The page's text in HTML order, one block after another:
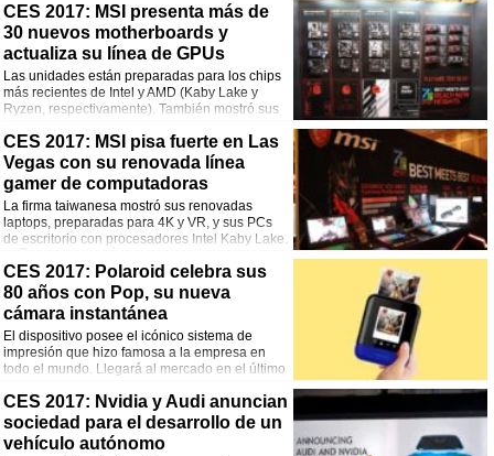
¡Comparte esta noticia!
Facebook
Twitter
WhatsApp
Email
CES 2017: MSI presenta más de
30 nuevos motherboards y
actualiza su línea de GPUs
Las unidades están preparadas para los chips
más recientes de Intel y AMD (Kaby Lake y
Ryzen, respectivamente). También mostró sus
Comentarios
¡Comparte esta noticia!
Facebook
Twitter
WhatsApp
Email
CES 2017: MSI pisa fuerte en Las
Vegas con su renovada línea
gamer de computadoras
La firma taiwanesa mostró sus renovadas
laptops, preparadas para 4K y VR, y sus PCs
de escritorio con procesadores Intel Kaby Lake.
¡Comparte esta noticia!
Facebook
Twitter
WhatsApp
Email
CES 2017: Polaroid celebra sus
80 años con Pop, su nueva
cámara instantánea
El dispositivo posee el icónico sistema de
impresión que hizo famosa a la empresa en
todo el mundo. Llegará al mercado en el último
Comentarios
¡Comparte esta noticia!
CES 2017: Nvidia y Audi anuncian
sociedad para el desarrollo de un
vehículo autónomo